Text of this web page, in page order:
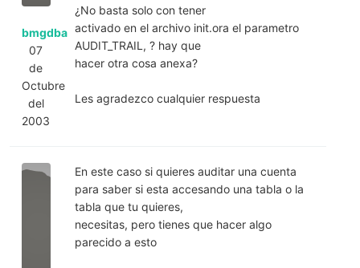
bmgdba
07
de
Octubre
del
2003
¿No basta solo con tener
activado en el archivo init.ora el parametro
AUDIT_TRAIL, ? hay que
hacer otra cosa anexa?
Les agradezco cualquier respuesta
En este caso si quieres auditar una cuenta
para saber si esta accesando una tabla o la
tabla que tu quieres,
necesitas, pero tienes que hacer algo
parecido a esto